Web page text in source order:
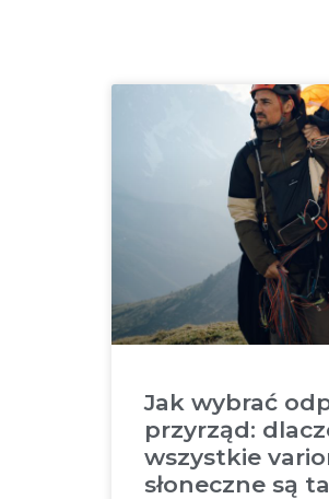
Jak wybrać
przyrząd:
wszystkie
słoneczne są